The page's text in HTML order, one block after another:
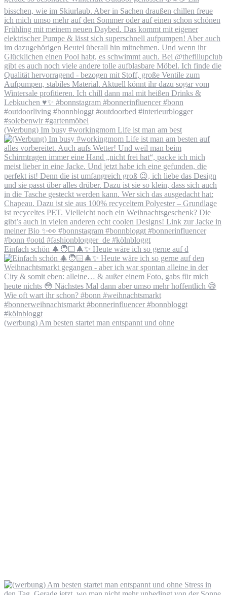
(Werbung) Im busy #workingmom Life ist man am best
Einfach schön 🎄🧑🏻‍🎄✨ Heute wäre ich so gerne auf d
(werbung) Am besten startet man entspannt und ohne